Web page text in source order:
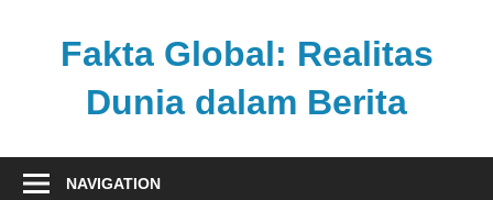
Fakta Global: Realitas
Dunia dalam Berita
kabar
NAVIGATION